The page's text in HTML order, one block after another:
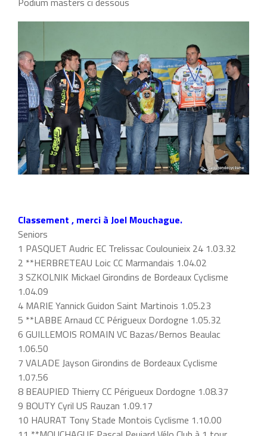
Classement , merci à Joel Mouchague.
Seniors
1 PASQUET Audric EC Trelissac Coulounieix 24 1.03.32
2 **HERBRETEAU Loic CC Marmandais 1.04.02
3 SZKOLNIK Mickael Girondins de Bordeaux Cyclisme
1.04.09
4 MARIE Yannick Guidon Saint Martinois 1.05.23
5 **LABBE Arnaud CC Périgueux Dordogne 1.05.32
6 GUILLEMOIS ROMAIN VC Bazas/Bernos Beaulac
1.06.50
7 VALADE Jayson Girondins de Bordeaux Cyclisme
1.07.56
8 BEAUPIED Thierry CC Périgueux Dordogne 1.08.37
9 BOUTY Cyril US Rauzan 1.09.17
10 HAURAT Tony Stade Montois Cyclisme 1.10.00